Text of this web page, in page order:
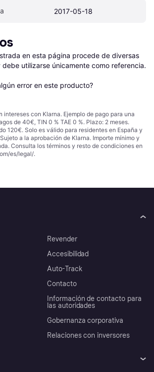
2017-05-18
en esta página procede de diversas
utilizarse únicamente como referencia.
error en este producto?
intereses con Klarna. Ejemplo de pago para una
de 40€, TIN 0 % TAE 0 %. Plazo: 2 meses.
120€. Solo es válido para residentes en España y
a la aprobación de Klarna. Importe mínimo y
Consulta los términos y resto de condiciones en
es/legal/.
Revender
Accesibilidad
Auto-Track
Contacto
Información de contacto para
las autoridades
Gobernanza corporativa
Relaciones con inversores